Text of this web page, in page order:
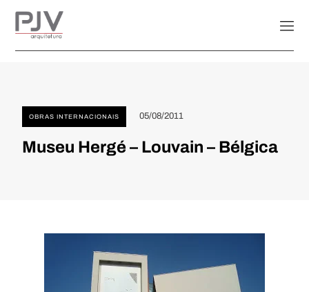
OBRAS INTERNACIONAIS 05/08/2011
Museu Hergé – Louvain – Bélgica